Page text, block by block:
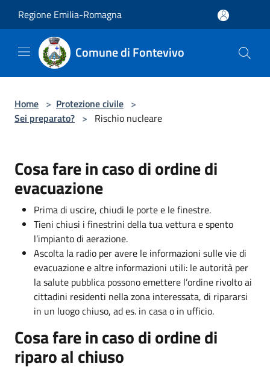
Regione Emilia-Romagna
Comune di Fontevivo
Home > Protezione civile >
Sei preparato? > Rischio nucleare
Cosa fare in caso di ordine di
evacuazione
Prima di uscire, chiudi le porte e le finestre.
Tieni chiusi i finestrini della tua vettura e spento
l’impianto di aerazione.
Ascolta la radio per avere le informazioni sulle vie di
evacuazione e altre informazioni utili: le autorità per
la salute pubblica possono emettere l’ordine rivolto ai
cittadini residenti nella zona interessata, di ripararsi
in un luogo chiuso, ad es. in casa o in ufficio.
Cosa fare in caso di ordine di
riparo al chiuso